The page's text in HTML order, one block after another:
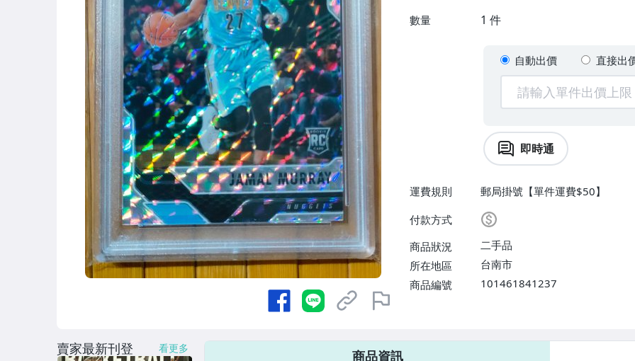
數量 1 件
自動出價 直接出
即時通
運費規則
郵局掛號【單件運費$50】
付款方式
商品狀況
二手品
所在地區
台南市
商品編號
101461841237
商品資訊
賣家最新刊登 看更多